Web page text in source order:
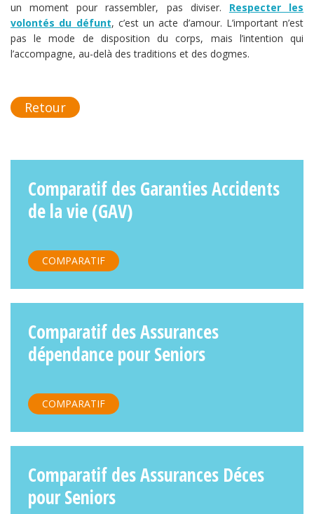
un moment pour rassembler, pas diviser. Respecter les
volontés du défunt, c’est un acte d’amour. L’important n’est
pas le mode de disposition du corps, mais l’intention qui
l’accompagne, au-delà des traditions et des dogmes.
Retour
Comparatif des Garanties Accidents
de la vie (GAV)
COMPARATIF
Comparatif des Assurances
dépendance pour Seniors
COMPARATIF
Comparatif des Assurances Déces
pour Seniors